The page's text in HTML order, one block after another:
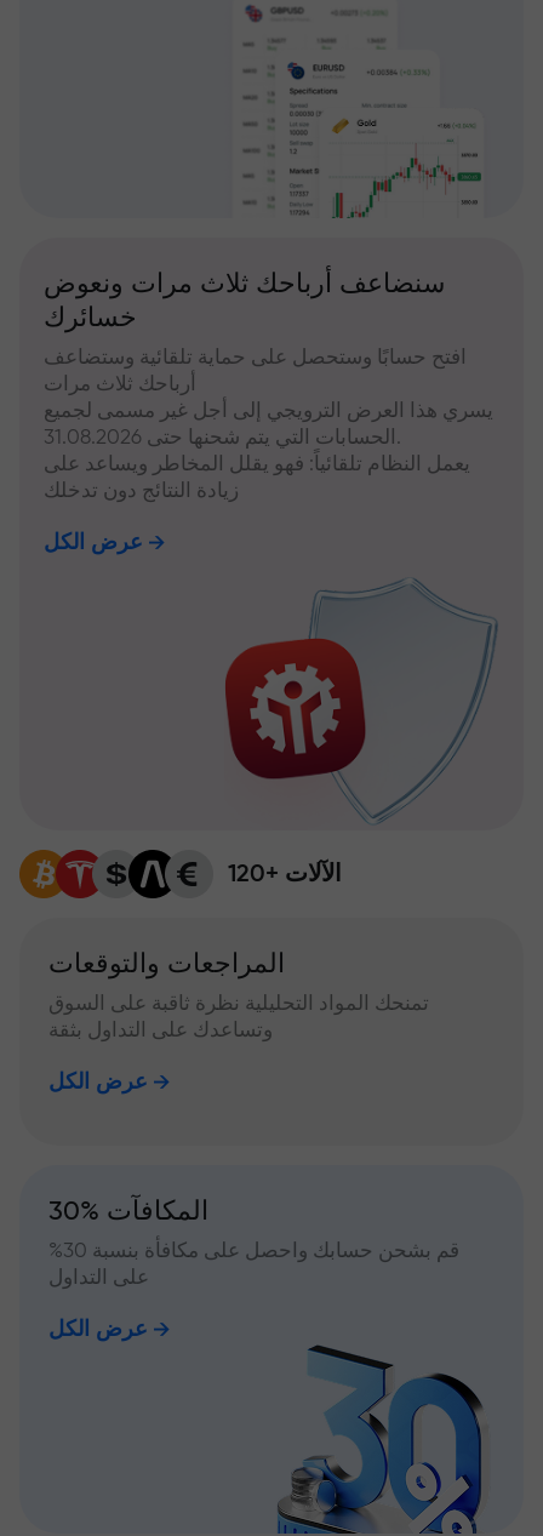
سنضاعف أرباحك ثلاث مرات ونعوض
خسائرك
افتح حسابًا وستحصل على حماية تلقائية وستضاعف
أرباحك ثلاث مرات
يسري هذا العرض الترويجي إلى أجل غير مسمى لجميع
الحسابات التي يتم شحنها حتى 31.08.2026.
يعمل النظام تلقائياً: فهو يقلل المخاطر ويساعد على
زيادة النتائج دون تدخلك
عرض الكل
120+ الآلات
المراجعات والتوقعات
تمنحك المواد التحليلية نظرة ثاقبة على السوق
وتساعدك على التداول بثقة
عرض الكل
30% المكافآت
قم بشحن حسابك واحصل على مكافأة بنسبة 30%
على التداول
عرض الكل